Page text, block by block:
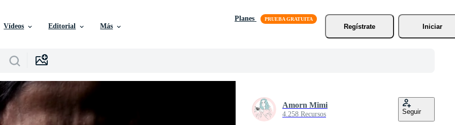
Vídeos Editorial Más
Planes
Regístrate
Iniciar
Amorn Mimi
4.258 Recursos Seguir